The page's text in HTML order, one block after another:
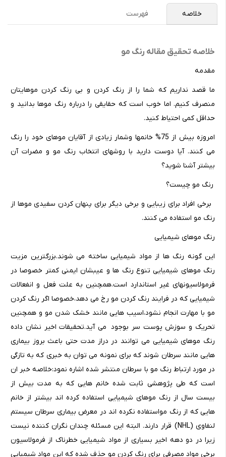
خلاصه فهرست
خلاصه تحقیق مقاله رنگ مو
مقدمه
ما قصد نداریم که شما را از رنگ کردن و بی رنگ کردن موهایتان
منصرف کنیم. اما خوب است که حقایقی را درباره رنگ موها بدانید و
حداقل کمی احتیاط کنید.
امروزه بیش از 75% خانمها وشمار زیادی از آقایان موهای خود را رنگ
می کنند. آیا دوست دارید با روشهای انتخاب رنگ مو و مضرات آن
بیشتر آشنا شوید؟
رنگ مو چیست؟
برخی افراد برای زیبایی و برخی دیگر برای پنهان کردن سفیدی موها از
رنگ مو استفاده می کنند.
رنگ موهای شیمیایی
این گونه رنگ ها از مواد شیمیایی ساخته می شوند.بزرگترین مزیت
رنگ موهای شیمیایی تنوع رنگ ها و عیبشان ایمنی کمتر خصوصا در
فرمولاسیونهای غیر استاندارد است.همچنین به علت فعل و انفعالات
شیمیایی که در فرایند رنگ کردن مو رخ می دهد،خصوصا اگر رنگ کردن
مو با مهارت انجام نشود،اسیب هایی مانند خشک شدن مو و همچنین
تحریک و سوزش پوست سر بوجود می آید.تحقیقات اخیر نشان داده
رنگ موهای شیمیایی می توانند در دراز مدت حتی باعث بروز بیماری
هایی مانند سرطان شوند که برای نمونه می توان به خبری که به تازگی
در مورد ارتباط رنگ مو با سرطان منتشر شده اشاره نمود:خلاصه خبر ان
است که طی پژوهشی ثابت شده خانم هایی که به مدت بیش از
بیست سال از رنگ موهای شیمیایی استفاده کرده اند بیشتر از خانم
هایی که از رنگ مواستفاده نکرده اند در معرض بیماری سرطان سیستم
لنفاوی (NHL) قرار دارند. البته این مسئله چندان نگران کننده نیست
زیرا در دو دهه اخیر بسیاری از مواد شیمیایی خطرناک از فرمولاسیون
برخی مواد مصرفی برای رنگ کردن مو حذف شده که این مواد شیمیایی